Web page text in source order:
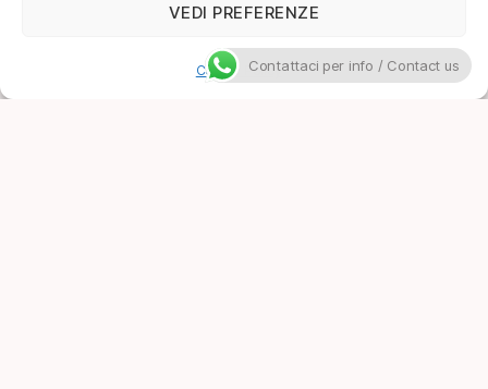
VEDI PREFERENZE
Cookie PolicyContattaci per info / Contact us